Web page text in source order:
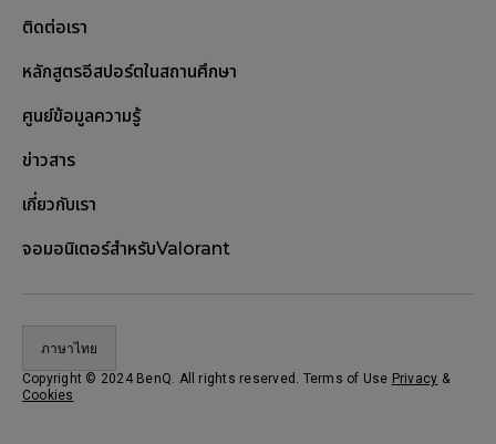
ติดต่อเรา
หลักสูตรอีสปอร์ตในสถานศึกษา
ศูนย์ข้อมูลความรู้
ข่าวสาร
เกี่ยวกับเรา
จอมอนิเตอร์สำหรับValorant
ภาษาไทย
Copyright © 2024 BenQ. All rights reserved. Terms of Use Privacy &
Cookies